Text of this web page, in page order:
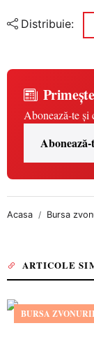
Distribuie:
Abonează-te
Abonează-
Acasa Bursa
ARTICOLE
BURSA